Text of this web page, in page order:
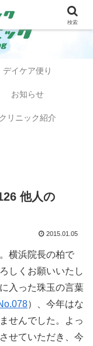
デイケア便り
お知らせ
クリニック紹介
他人の
2015.01.05
横浜院長の柏で
しくお願いいたし
入った珠玉の言葉
）、今年はな
せんでした。よっ
せていただき、今
検索